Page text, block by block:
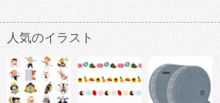
人気のイラスト